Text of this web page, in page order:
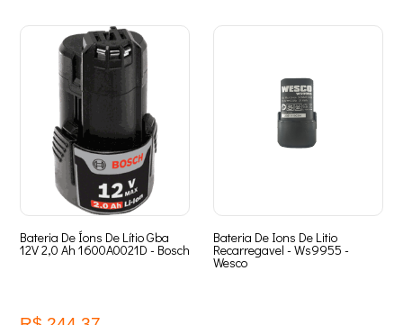
Bateria De Íons De Lítio Gba
12V 2,0 Ah 1600A0021D - Bosch
Bateria De Ions De Litio
Recarregavel - Ws9955 -
Wesco